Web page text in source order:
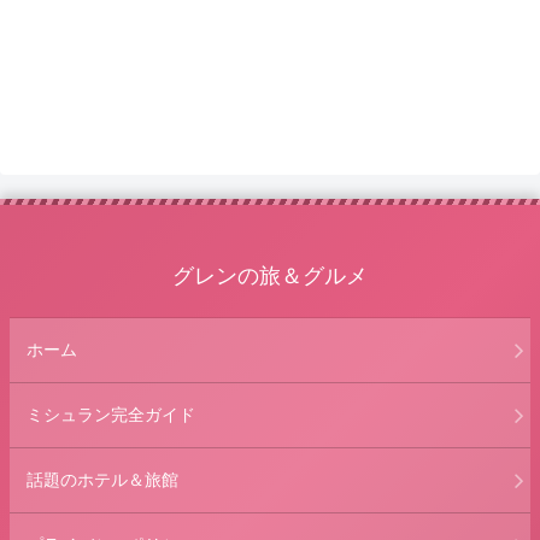
グレンの旅＆グルメ
ホーム
ミシュラン完全ガイド
話題のホテル＆旅館